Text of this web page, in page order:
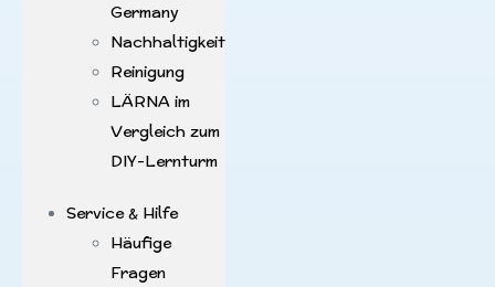
Germany
Nachhaltigkeit
Reinigung
LÄRNA im
Vergleich zum
DIY-Lernturm
Service & Hilfe
Häufige
Fragen